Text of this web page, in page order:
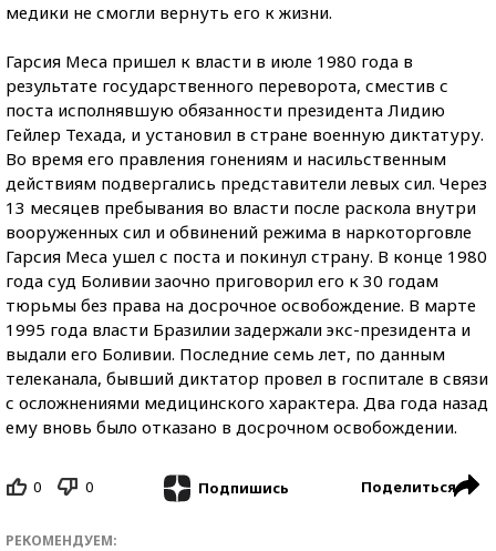
медики не смогли вернуть его к жизни.
Гарсия Меса пришел к власти в июле 1980 года в
результате государственного переворота, сместив с
поста исполнявшую обязанности президента Лидию
Гейлер Техада, и установил в стране военную диктатуру.
Во время его правления гонениям и насильственным
действиям подвергались представители левых сил. Через
13 месяцев пребывания во власти после раскола внутри
вооруженных сил и обвинений режима в наркоторговле
Гарсия Меса ушел с поста и покинул страну. В конце 1980
года суд Боливии заочно приговорил его к 30 годам
тюрьмы без права на досрочное освобождение. В марте
1995 года власти Бразилии задержали экс-президента и
выдали его Боливии. Последние семь лет, по данным
телеканала, бывший диктатор провел в госпитале в связи
с осложнениями медицинского характера. Два года назад
ему вновь было отказано в досрочном освобождении.
0 0 Подпишись Поделиться
РЕКОМЕНДУЕМ: